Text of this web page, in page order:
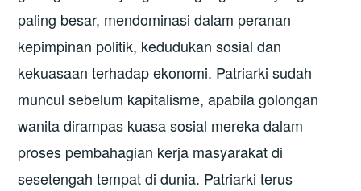
paling besar, mendominasi dalam peranan
kepimpinan politik, kedudukan sosial dan
kekuasaan terhadap ekonomi. Patriarki sudah
muncul sebelum kapitalisme, apabila golongan
wanita dirampas kuasa sosial mereka dalam
proses pembahagian kerja masyarakat di
sesetengah tempat di dunia. Patriarki terus